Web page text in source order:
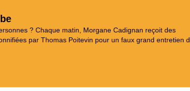
? Chaque matin, Morgane Cadignan reçoit des
par Thomas Poitevin pour un faux grand entretien